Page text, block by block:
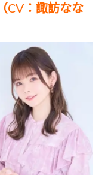
CV：諏訪なな